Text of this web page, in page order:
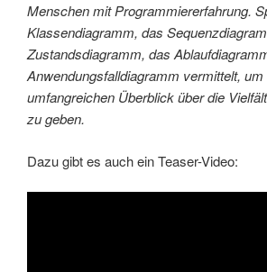
Menschen mit Programmiererfahrung.
Klassendiagramm, das
Zustandsdiagramm, das
Anwendungsfalldiagramm vermittelt, um
umfangreichen Überblick über die
zu geben.
Dazu gibt es auch ein Teaser-Video: